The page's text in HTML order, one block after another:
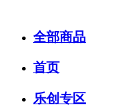
全部商品
首页
乐创专区